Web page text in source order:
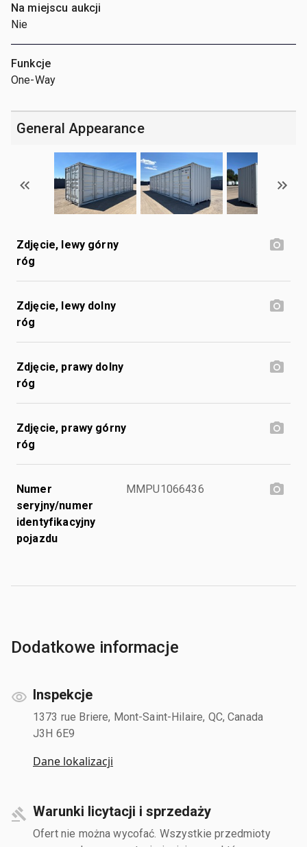
Na miejscu aukcji
Nie
Funkcje
One-Way
General Appearance
Zdjęcie, lewy górny
róg
Zdjęcie, lewy dolny
róg
Zdjęcie, prawy dolny
róg
Zdjęcie, prawy górny
róg
Numer
seryjny/numer
identyfikacyjny
pojazdu
MMPU1066436
Dodatkowe informacje
Inspekcje
1373 rue Briere, Mont-Saint-Hilaire, QC, Canada
J3H 6E9
Dane lokalizacji
Warunki licytacji i sprzedaży
Ofert nie można wycofać. Wszystkie przedmioty